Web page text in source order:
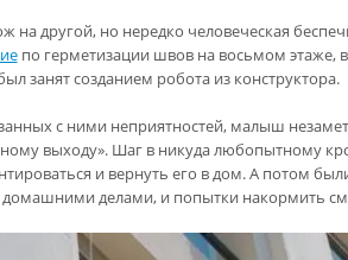
другой, но нередко человеческая
по герметизации швов на восьмом этаже,
занят созданием робота из конструктора.
с ними неприятностей, малыш
выходу». Шаг в никуда любопытному
и вернуть его в дом. А потом
делами, и попытки накормить